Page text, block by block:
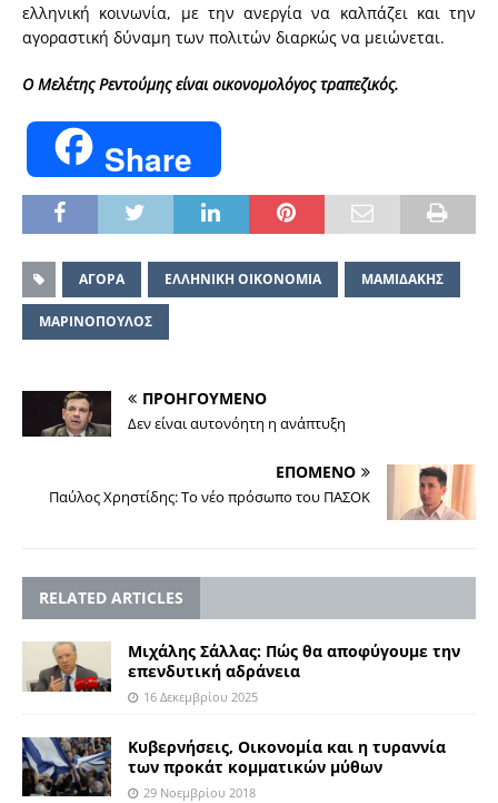
ελληνική κοινωνία, με την ανεργία να καλπάζει και την
αγοραστική δύναμη των πολιτών διαρκώς να μειώνεται.
Ο Μελέτης Ρεντούμης είναι οικονομολόγος τραπεζικός.
Share
ΑΓΟΡΑ ΕΛΛΗΝΙΚΗ ΟΙΚΟΝΟΜΙΑ ΜΑΜΙΔΑΚΗΣ
ΜΑΡΙΝΟΠΟΥΛΟΣ
ΠΡΟΗΓΟΥΜΕΝΟ
Δεν είναι αυτονόητη η ανάπτυξη
ΕΠΟΜΕΝΟ
Παύλος Χρηστίδης: Το νέο πρόσωπο του ΠΑΣΟΚ
RELATED ARTICLES
Μιχάλης Σάλλας: Πώς θα αποφύγουμε την
επενδυτική αδράνεια
16 Δεκεμβρίου 2025
Κυβερνήσεις, Οικονομία και η τυραννία
των προκάτ κομματικών μύθων
29 Νοεμβρίου 2018